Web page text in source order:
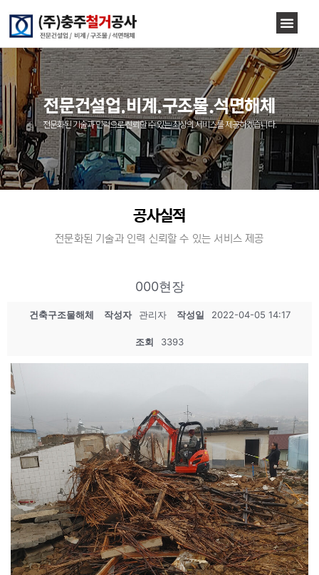
전문건설업.비계.구조물.석면해체
전문화된 기술과 인력으로 신뢰할 수 있는 최상의 서비스를 제공하겠습니다.
공사실적
전문화된 기술과 인력 신뢰할 수 있는 서비스 제공
000현장
건축구조물해체 작성자 관리자 작성일 2022-04-05 14:17
조회 3393